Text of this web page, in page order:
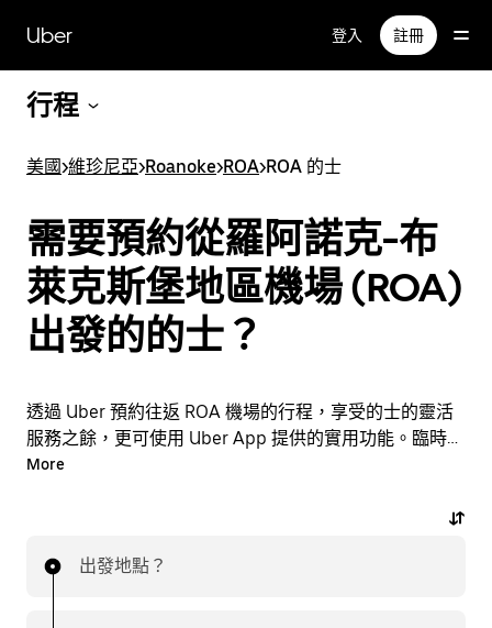
Uber 登入 註冊
行程
美國>維珍尼亞>Roanoke>ROA>ROA 的士
需要預約從羅阿諾克-布
萊克斯堡地區機場 (ROA)
出發的的士？
透過 Uber 預約往返 ROA 機場的行程，享受的士的靈活
服務之餘，更可使用 Uber App 提供的實用功能。臨時需
要乘車？隨時透過 App 或網站預約行程，享受經濟實惠
More
出發地點？